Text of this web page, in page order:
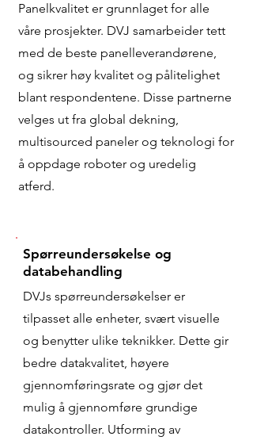
Panelkvalitet er grunnlaget for alle
våre prosjekter. DVJ samarbeider tett
med de beste panelleverandørene,
og sikrer høy kvalitet og pålitelighet
blant respondentene. Disse partnerne
velges ut fra global dekning,
multisourced paneler og teknologi for
å oppdage roboter og uredelig
atferd.
Spørreundersøkelse og
databehandling
DVJs spørreundersøkelser er
tilpasset alle enheter, svært visuelle
og benytter ulike teknikker. Dette gir
bedre datakvalitet, høyere
gjennomføringsrate og gjør det
mulig å gjennomføre grundige
datakontroller. Utforming av